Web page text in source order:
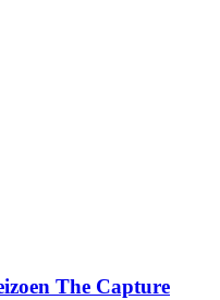
The Capture